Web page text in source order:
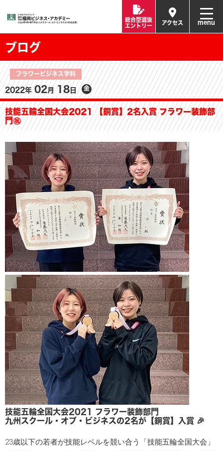
総合型選抜
エントリー
アクセス menu
ブログ
フラワービジネス学科
2022年 02月 18日 金
技能五輪全国大会2021 【銅賞】2名入賞 フラワー装飾部
門㊗️
技能五輪全国大会2021 フラワー装飾部門
九州スクール・オブ・ビジネスの2名が【銅賞】入賞 🎉
23歳以下の若者が技能レベルを競い合う「技能五輪全国大会」